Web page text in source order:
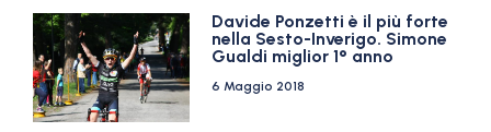
Davide Ponzetti è il più forte
nella Sesto-Inverigo. Simone
Gualdi miglior 1° anno
6 Maggio 2018